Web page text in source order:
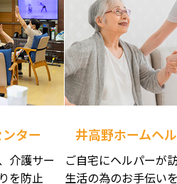
ター
介護サー
を防止
井高野ホームヘ
ご自宅にヘルパーが
生活の為のお手伝いを